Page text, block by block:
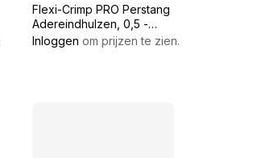
Flexi-Crimp PRO Perstang
Adereindhulzen, 0,5 -
16mm², Vierkantpersing
Inloggen om prijzen te zien.